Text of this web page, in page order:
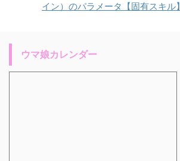
イン）のパラメータ【固有スキル】
ウマ娘カレンダー